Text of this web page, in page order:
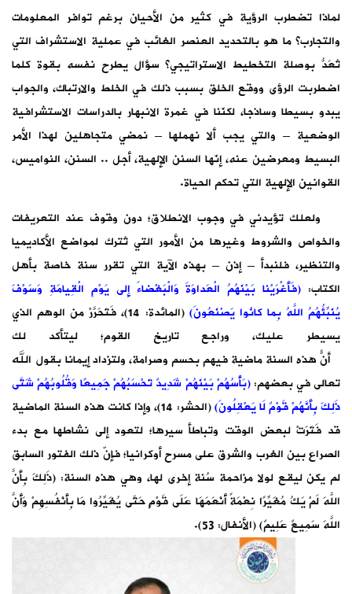
توافر المعلومات
الاستشراف التي
نفسه بقوة كلما
والجواب
الاستشرافية
لهذا الأمر
.. السنن، النواميس،
عند التعريفات
الأكاديميا
سنة خاصة بأهل
يَوْمِ الْقِيامَةِ وَسَوْفَ
14)، فَتَحَرَّرْ من الوهم الذي
ليتأكد لك
إيمانًا بقول الله
وَقُلُوبُهُمْ شَتَّى
كانت هذه السنة الماضية
نشاطها مع بدء
ذلك الفتور السابق
السنة: (ذَلِكَ بِأَنَّ
مَا بِأَنْفُسِهِمْ وَأَنَّ